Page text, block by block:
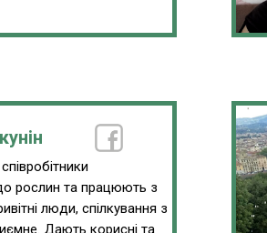
рослин та працюють з
люди, спілкування з
Дають корисні та